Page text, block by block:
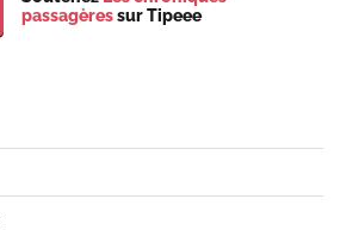
passagèressur Tipeee